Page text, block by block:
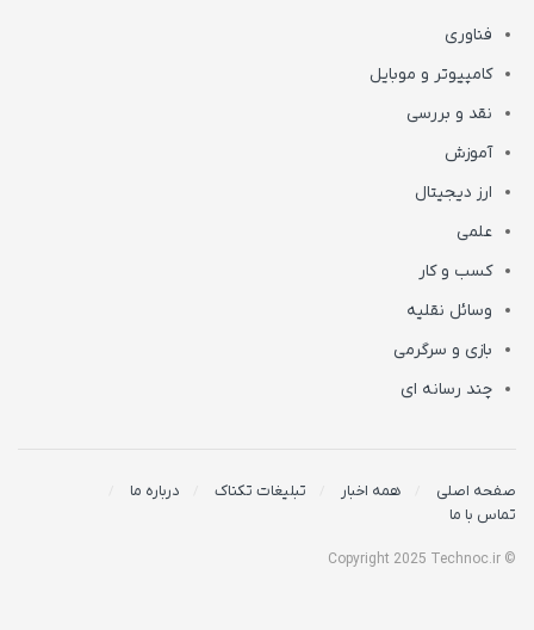
فناوری
کامپیوتر و موبایل
نقد و بررسی
آموزش
ارز دیجیتال
علمی
کسب و کار
وسائل نقلیه
بازی و سرگرمی
چند رسانه ای
صفحه اصلی همه اخبار تبلیغات تکناک
درباره ما
تماس با ما
© Copyright 2025 Technoc.ir